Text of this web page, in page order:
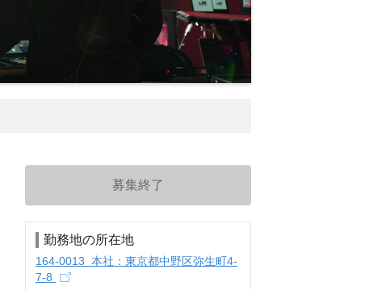
募集終了
勤務地の所在地
164-0013 本社：東京都中野区弥生町4-
7-8